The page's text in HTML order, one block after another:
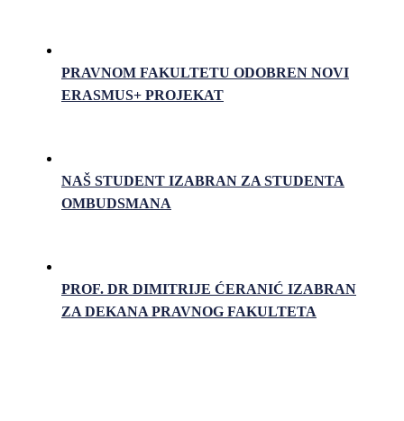
PRAVNOM FAKULTETU ODOBREN NOVI
ERASMUS+ PROJEKAT
NAŠ STUDENT IZABRAN ZA STUDENTA
OMBUDSMANA
PROF. DR DIMITRIJE ĆERANIĆ IZABRAN
ZA DEKANA PRAVNOG FAKULTETA